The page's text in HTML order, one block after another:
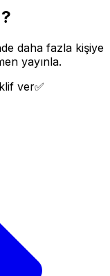
daha fazla kişiye
yayınla.
ver✅